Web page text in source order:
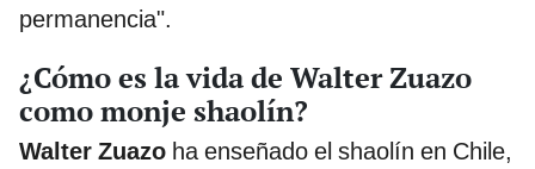
permanencia".
¿Cómo es la vida de Walter Zuazo
como monje shaolín?
Walter Zuazo ha enseñado el shaolín en Chile,